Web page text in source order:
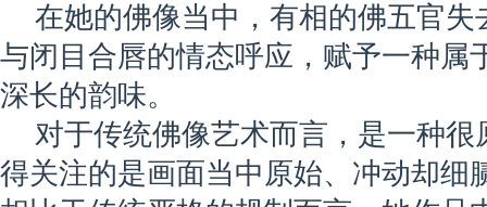
在她的佛像当中，有相的佛五官
与闭目合唇的情态呼应，赋予一种属
深长的韵味。
对于传统佛像艺术而言，是一种
得关注的是画面当中原始、冲动却细